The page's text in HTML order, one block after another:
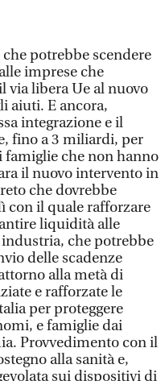
potrebbe scendere
imprese che
via libera Ue al nuovo
aiuti. E ancora,
integrazione e il
fino a 3 miliardi, per
che non hanno
il nuovo intervento in
che dovrebbe
con il quale rafforzare
liquidità alle
che potrebbe
delle scadenze
alla metà di
e rafforzate le
per proteggere
e famiglie dai
Provvedimento con il
alla sanità e,
sui dispositivi di